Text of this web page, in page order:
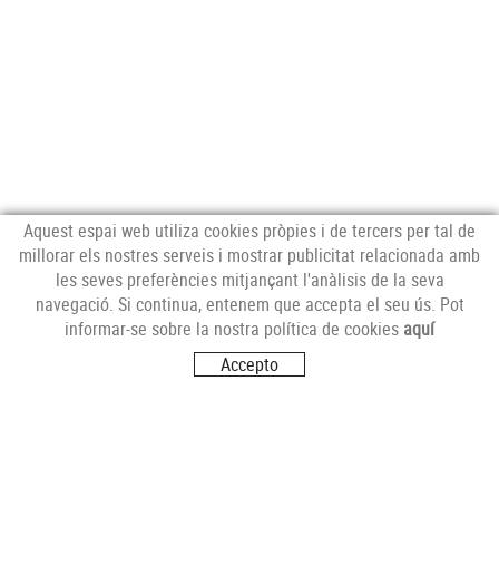
NEWSLETTER
Aquest espai web utiliza cookies pròpies i de tercers per tal de
millorar els nostres serveis i mostrar publicitat relacionada amb
les seves preferències mitjançant l'anàlisis de la seva
navegació. Si continua, entenem que accepta el seu ús. Pot
informar-se sobre la nostra política de cookies aquí
Accepto